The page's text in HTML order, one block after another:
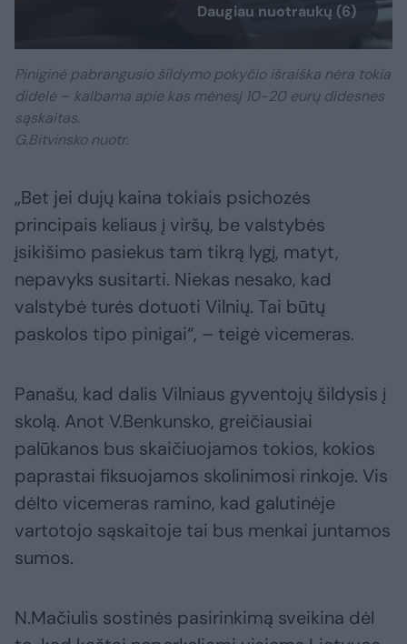
Daugiau nuotraukų (6)
Piniginė pabrangusio šildymo pokyčio išraiška nėra tokia
didelė – kalbama apie kas mėnesį 10-20 eurų didesnes
sąskaitas.
G.Bitvinsko nuotr.
„Bet jei dujų kaina tokiais psichozės
principais keliaus į viršų, be valstybės
įsikišimo pasiekus tam tikrą lygį, matyt,
nepavyks susitarti. Niekas nesako, kad
valstybė turės dotuoti Vilnių. Tai būtų
paskolos tipo pinigai“, – teigė vicemeras.
Panašu, kad dalis Vilniaus gyventojų šildysis į
skolą. Anot V.Benkunsko, greičiausiai
palūkanos bus skaičiuojamos tokios, kokios
paprastai fiksuojamos skolinimosi rinkoje. Vis
dėlto vicemeras ramino, kad galutinėje
vartotojo sąskaitoje tai bus menkai juntamos
sumos.
N.Mačiulis sostinės pasirinkimą sveikina dėl